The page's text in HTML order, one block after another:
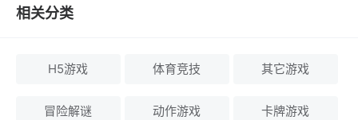
相关分类
H5游戏 体育竞技 其它游戏
冒险解谜 动作游戏 卡牌游戏